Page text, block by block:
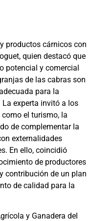
productos cárnicos con
quien destacó que
potencial y comercial
de las cabras son
para la
experta invitó a los
el turismo, la
de complementar la
externalidades
En ello, coincidió
de productores
contribución de un plan
de calidad para la
y Ganadera del